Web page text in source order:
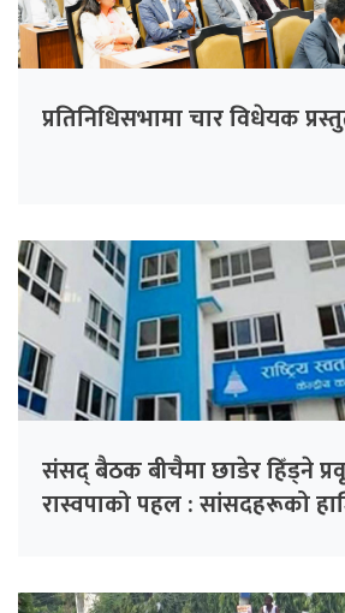
प्रतिनिधिसभामा चार विधेयक
संसद् बैठक बीचैमा छाडेर हिँड्ने
रास्वपाको पहल : सांसदहरूको